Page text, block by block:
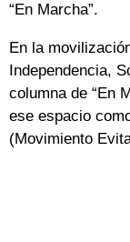
“En Marcha”.
En la
Independencia,
columna de “En
ese espacio
(Movimiento